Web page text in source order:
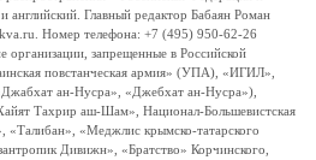
английский. Главный редактор Бабаян Роман
Номер телефона: +7 (495) 950-62-26
организации, запрещенные в Российской
повстанческая армия» (УПА), «ИГИЛ»,
ан-Нусра», «Джебхат ан-Нусра»),
Тахрир аш-Шам», Национал-Большевистская
«Меджлис крымско-татарского
Дивижн», «Братство» Корчинского,